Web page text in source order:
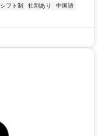
シフト制 社割あり
中国語